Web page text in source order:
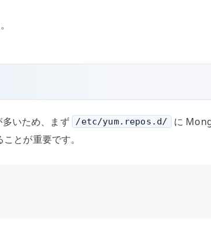
いため、まず /etc/yum.repos.d/
に
とが重要です。